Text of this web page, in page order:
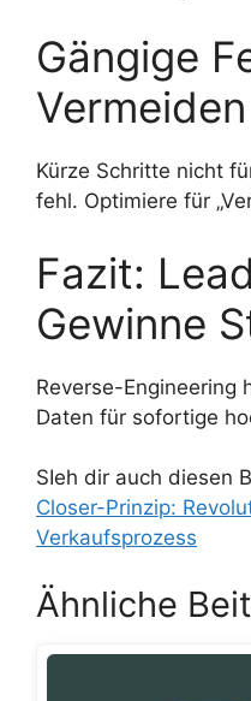
Gängige
Vermeiden
Kürze Schritte nicht
fehl. Optimiere für
Fazit:
Gewinne
Reverse-Engineering
Daten für sofortige
SIeh dir auch diesen
Closer-Prinzip:
Verkaufsprozess
Ähnliche